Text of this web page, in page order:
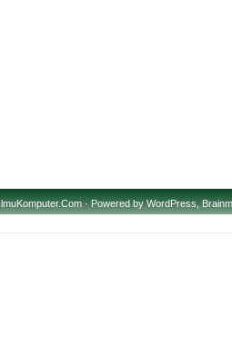
· Powered byWordPress,